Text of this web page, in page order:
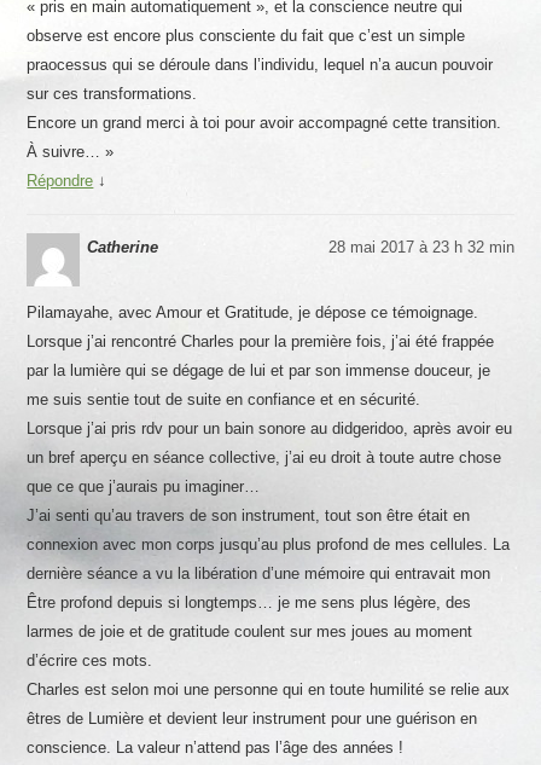
« pris en main automatiquement », et la conscience neutre qui
observe est encore plus consciente du fait que c’est un simple
praocessus qui se déroule dans l’individu, lequel n’a aucun pouvoir
sur ces transformations.
Encore un grand merci à toi pour avoir accompagné cette transition.
À suivre… »
Répondre ↓
Catherine 28 mai 2017 à 23 h 32 min
Pilamayahe, avec Amour et Gratitude, je dépose ce témoignage.
Lorsque j’ai rencontré Charles pour la première fois, j’ai été frappée
par la lumière qui se dégage de lui et par son immense douceur, je
me suis sentie tout de suite en confiance et en sécurité.
Lorsque j’ai pris rdv pour un bain sonore au didgeridoo, après avoir eu
un bref aperçu en séance collective, j’ai eu droit à toute autre chose
que ce que j’aurais pu imaginer…
J’ai senti qu’au travers de son instrument, tout son être était en
connexion avec mon corps jusqu’au plus profond de mes cellules. La
dernière séance a vu la libération d’une mémoire qui entravait mon
Être profond depuis si longtemps… je me sens plus légère, des
larmes de joie et de gratitude coulent sur mes joues au moment
d’écrire ces mots.
Charles est selon moi une personne qui en toute humilité se relie aux
êtres de Lumière et devient leur instrument pour une guérison en
conscience. La valeur n’attend pas l’âge des années !